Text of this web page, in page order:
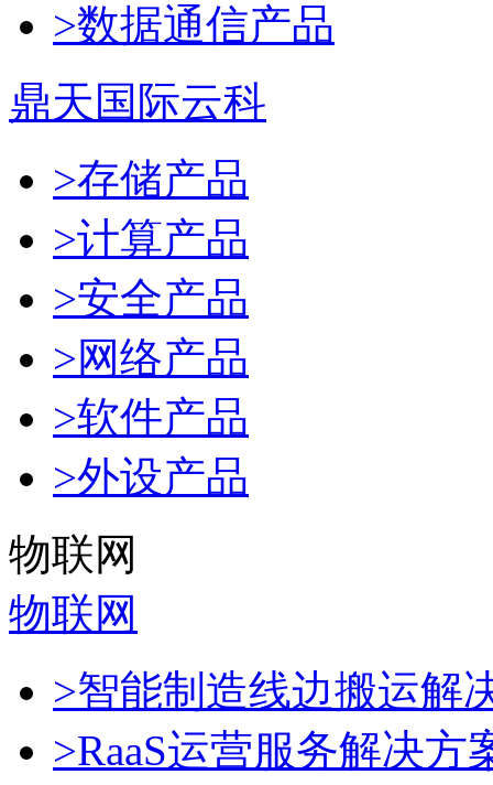
>数据通信产品
鼎天国际云科
>存储产品
>计算产品
>安全产品
>网络产品
>软件产品
>外设产品
物联网
物联网
>智能制造线边搬运解
>RaaS运营服务解决方